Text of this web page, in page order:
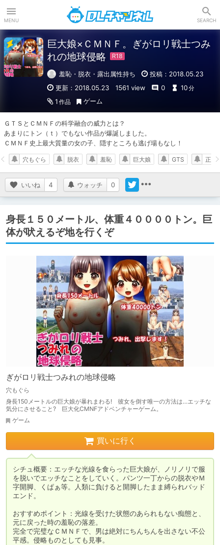
MENU SEARCH
巨大娘×ＣＭＮＦ。ぎがロリ戦士つみ
れの地球侵略
羞恥・脱衣・露出属性持ち
投稿：2018.05.23
更新：2018.05.23
1561 view 0 10分
1 作品 ゲーム
ＧＴＳとＣＭＮＦの科学融合の威力とは？
あまりにトン（ｔ）でもない作品が爆誕しました。
ＣＭＮＦ史上最大質量の女の子、隠すところも逃げ場もなし！
いいね 4 ウォッチ 0
穴もぐら 脱衣 羞恥 巨大娘 GTS 正式
身長１５０メートル、体重４００００トン。巨
体が吠えるぞ地を行くぞ
ぎがロリ戦士つみれの地球侵略
穴もぐら
身長150メートルの巨大娘が暴れまわる! 彼女を倒す唯一の方法は…エッチな
気分にさせること? 巨大化CMNFアドベンチャーゲーム。
ゲーム
買いに行く
シチュ概要：エッチな光線を食らった巨大娘が、ノリノリで服
を脱いでエッチなことをしていく。パンツ一丁からの脱衣やＭ
字開脚、くぱぁ等。人類に負けると開脚したまま縛られバッド
エンド。
おすすめポイント：光線を受けた状態のあられもない痴態と、
元に戻った時の羞恥の落差。
完全で完璧なＣＭＮＦで、男は絶対にちんちんを出さない不公
平感。侵略ものとしても見事。